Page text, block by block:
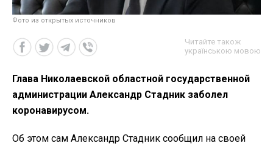
Фото из открытых источников
Читайте також
українською мовою
Глава Николаевской областной государственной
администрации Александр Стадник заболел
коронавирусом.
Об этом сам Александр Стадник сообщил на своей